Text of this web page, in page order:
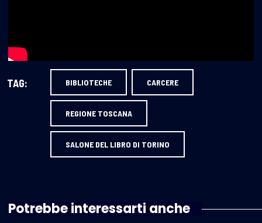
TAG: BIBLIOTECHE CARCERE
REGIONE TOSCANA
SALONE DEL LIBRO DI TORINO
Potrebbe interessarti anche